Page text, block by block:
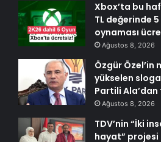
Xbox’ta bu
TL değerinde
oynaması
Ağustos 8, 2026
Özgür Özel’in
yükselen
Partili
Ağustos 8, 2026
TDV’nin “İki
hayat” projesi